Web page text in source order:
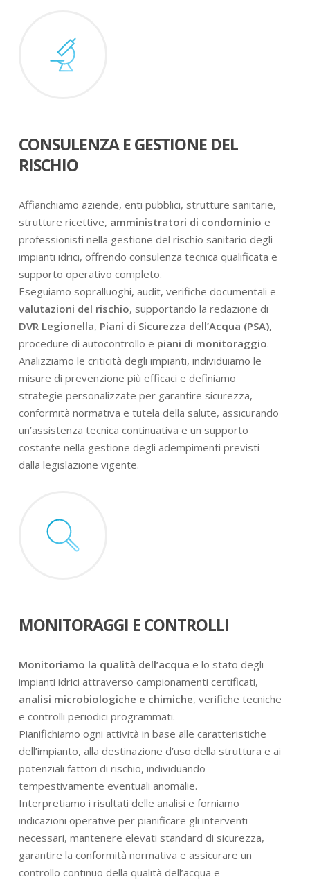
CONSULENZA E GESTIONE DEL
RISCHIO
Affianchiamo aziende, enti pubblici, strutture sanitarie,
strutture ricettive, amministratori di condominio e
professionisti nella gestione del rischio sanitario degli
impianti idrici, offrendo consulenza tecnica qualificata e
supporto operativo completo.
Eseguiamo sopralluoghi, audit, verifiche documentali e
valutazioni del rischio, supportando la redazione di
DVR Legionella, Piani di Sicurezza dell’Acqua (PSA),
procedure di autocontrollo e piani di monitoraggio.
Analizziamo le criticità degli impianti, individuiamo le
misure di prevenzione più efficaci e definiamo
strategie personalizzate per garantire sicurezza,
conformità normativa e tutela della salute, assicurando
un’assistenza tecnica continuativa e un supporto
costante nella gestione degli adempimenti previsti
dalla legislazione vigente.
MONITORAGGI E CONTROLLI
Monitoriamo la qualità dell’acqua e lo stato degli
impianti idrici attraverso campionamenti certificati,
analisi microbiologiche e chimiche, verifiche tecniche
e controlli periodici programmati.
Pianifichiamo ogni attività in base alle caratteristiche
dell’impianto, alla destinazione d’uso della struttura e ai
potenziali fattori di rischio, individuando
tempestivamente eventuali anomalie.
Interpretiamo i risultati delle analisi e forniamo
indicazioni operative per pianificare gli interventi
necessari, mantenere elevati standard di sicurezza,
garantire la conformità normativa e assicurare un
controllo continuo della qualità dell’acqua e